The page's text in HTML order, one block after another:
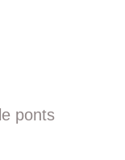
ponts